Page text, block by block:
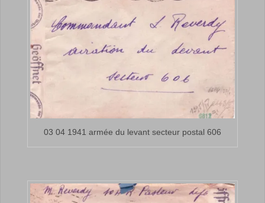
03 04 1941 armée du levant secteur postal 606